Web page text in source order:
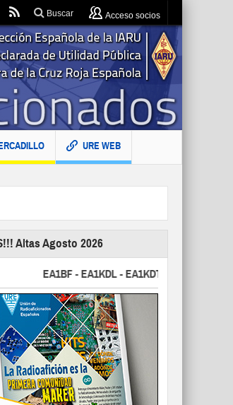
Buscar Acceso socios
URE WEB
Altas Agosto 2026
EA1BF - EA1KDL - EA1KDT - EA2FBJ -